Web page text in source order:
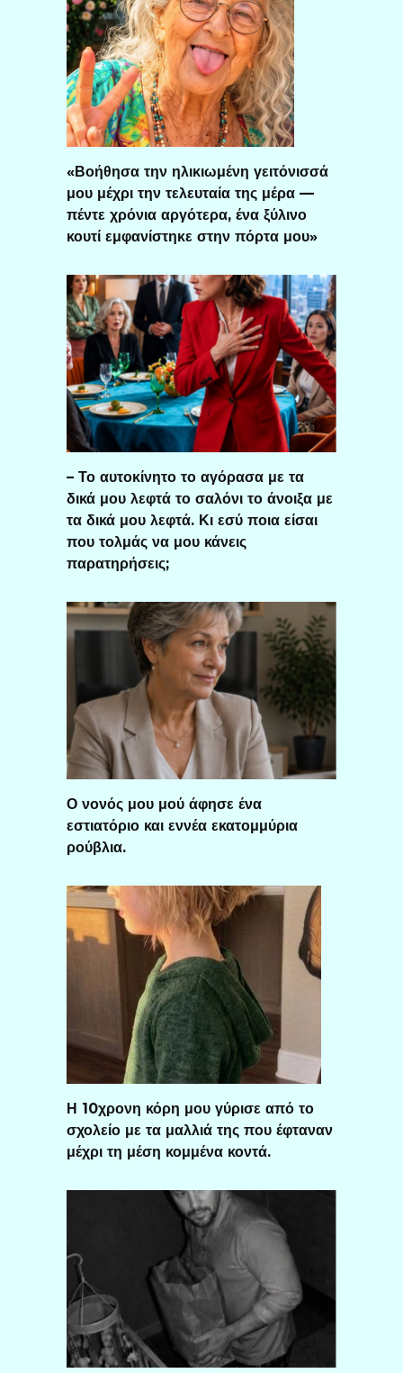
«Βοήθησα την ηλικιωμένη γειτόνισσά
μου μέχρι την τελευταία της μέρα —
πέντε χρόνια αργότερα, ένα ξύλινο
κουτί εμφανίστηκε στην πόρτα μου»
– Το αυτοκίνητο το αγόρασα με τα
δικά μου λεφτά το σαλόνι το άνοιξα με
τα δικά μου λεφτά. Κι εσύ ποια είσαι
που τολμάς να μου κάνεις
παρατηρήσεις;
Ο νονός μου μού άφησε ένα
εστιατόριο και εννέα εκατομμύρια
ρούβλια.
Η 10χρονη κόρη μου γύρισε από το
σχολείο με τα μαλλιά της που έφταναν
μέχρι τη μέση κομμένα κοντά.